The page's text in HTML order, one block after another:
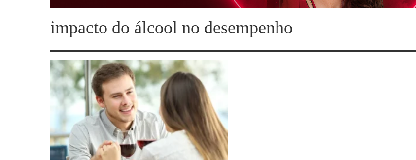
impacto do álcool no desempenho